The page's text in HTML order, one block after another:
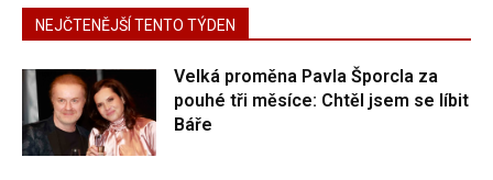
NEJČTENĚJŠÍ TENTO TÝDEN
Velká proměna Pavla Šporcla za
pouhé tři měsíce: Chtěl jsem se líbit
Báře